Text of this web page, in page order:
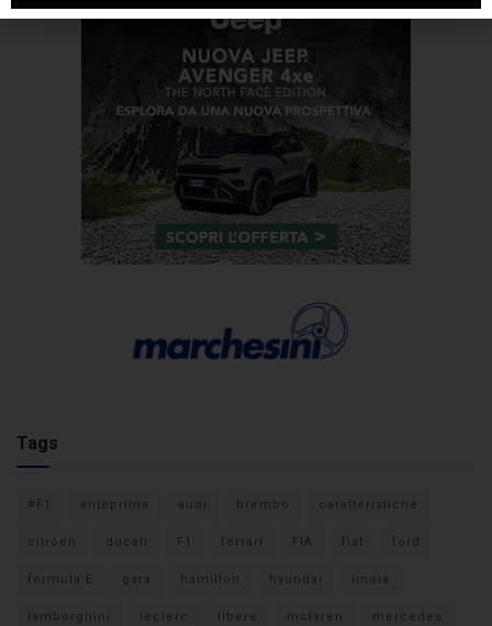
Tags
#F1 anteprima audi brembo caratteristiche
citroen ducati F1 ferrari FIA fiat ford
formula E gara hamilton hyundai imola
lamborghini leclerc libere mclaren mercedes